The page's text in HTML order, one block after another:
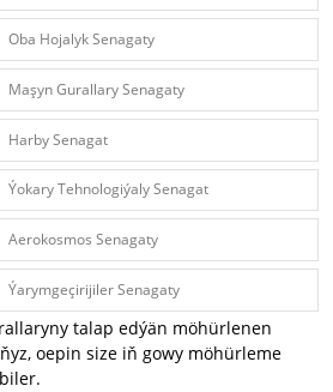
Oba Hojalyk Senagaty
Maşyn Gurallary Senagaty
Harby Senagat
Ýokary Tehnologiýaly Senagat
Aerokosmos Senagaty
Ýarymgeçirijiler Senagaty
talap edýän möhürlenen
oepin size iň gowy möhürleme